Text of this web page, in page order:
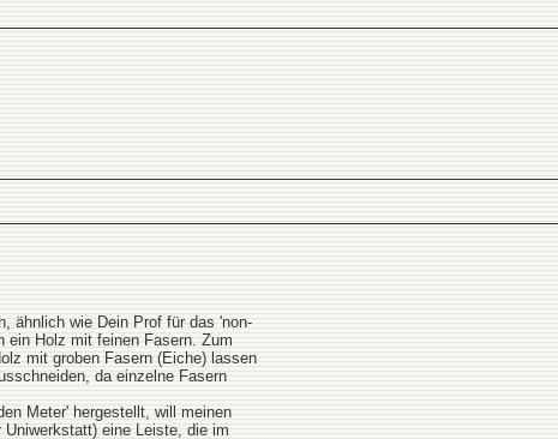
ähnlich wie Dein Prof für das 'non-
ein Holz mit feinen Fasern. Zum
mit groben Fasern (Eiche) lassen
da einzelne Fasern
Meter' hergestellt, will meinen
eine Leiste, die im